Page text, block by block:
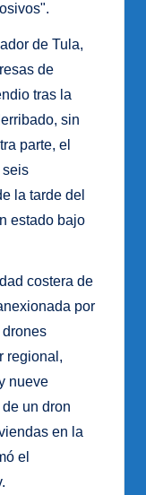
de Tula,
de
tras la
sin
parte, el
seis
la tarde del
estado bajo
costera de
por
drones
regional,
nueve
un dron
en la
el